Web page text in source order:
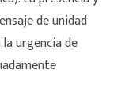
de unidad
urgencia de